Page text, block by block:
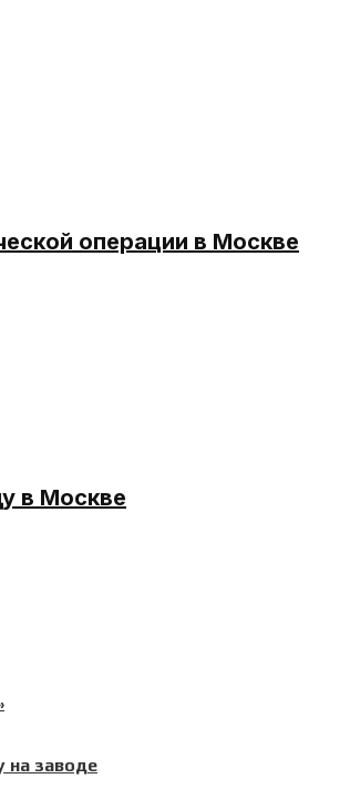
операции в Москве
в Москве
на заводе